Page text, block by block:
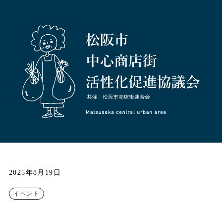
2025年8月19日
イベント